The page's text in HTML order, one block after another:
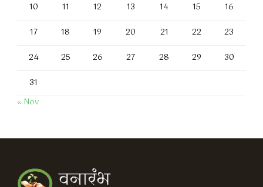
10 11 12 13 14 15 16
17 18 19 20 21 22 23
24 25 26 27 28 29 30
31
« Nov